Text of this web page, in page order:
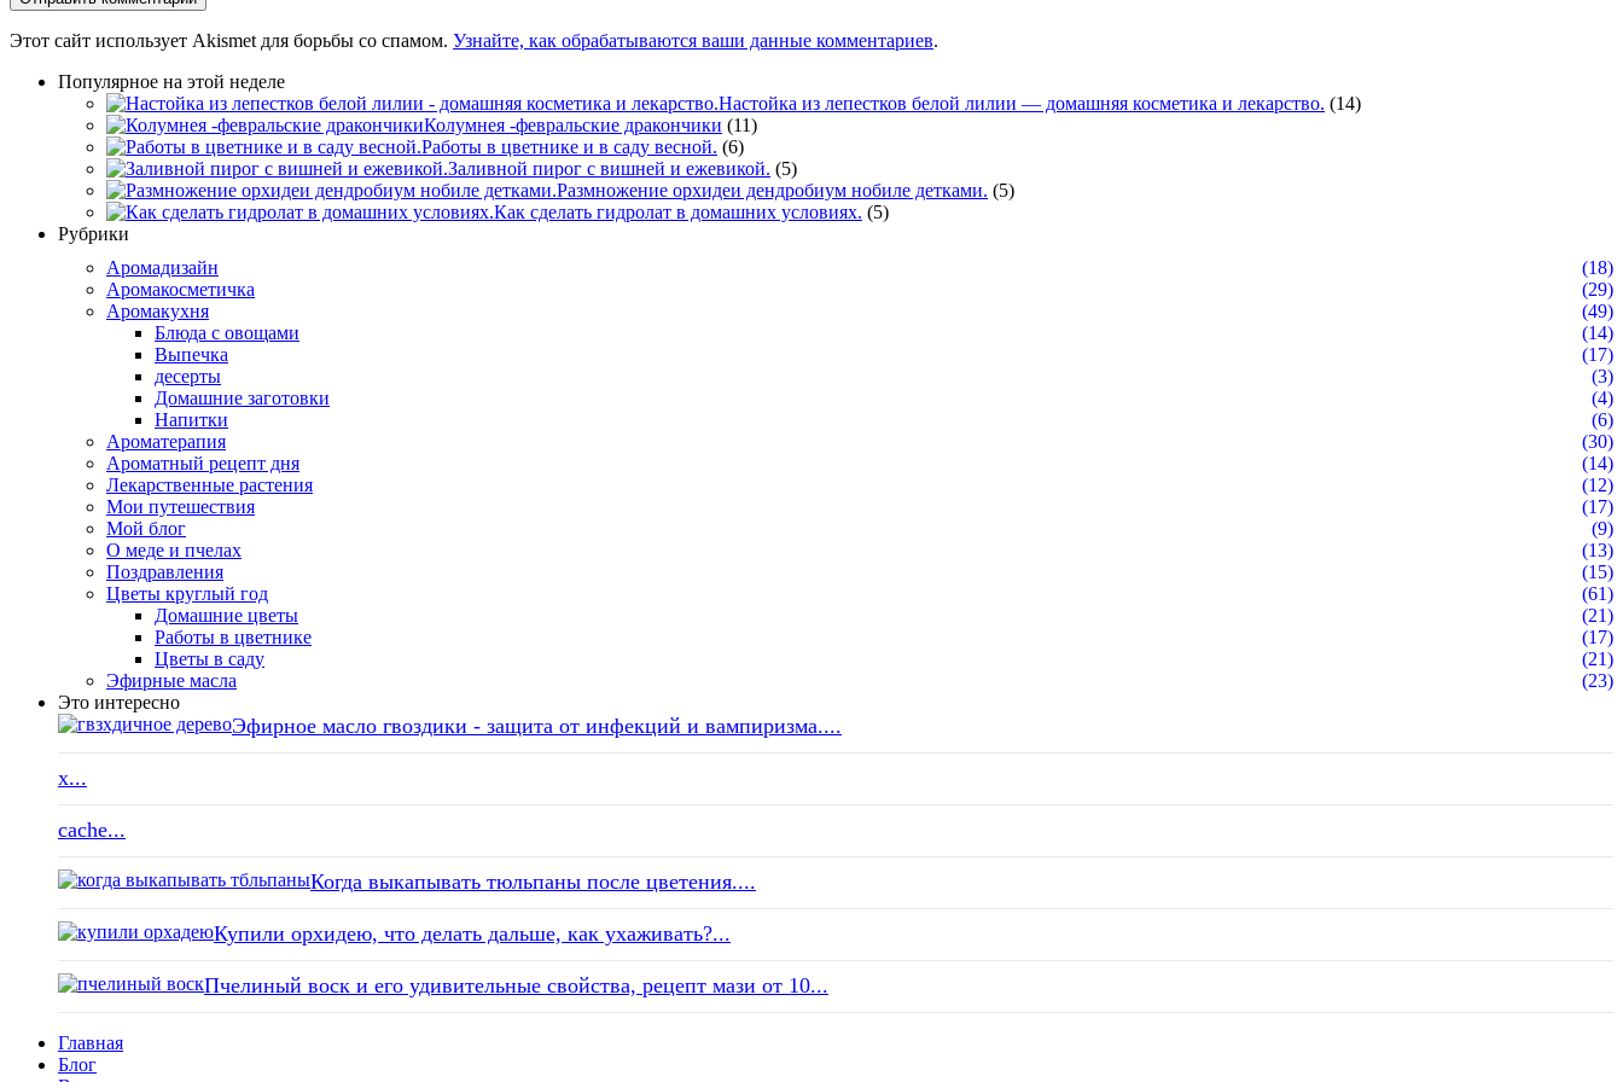
Этот сайт использует Akismet для борьбы со спамом. Узнайте, как обрабатываются ваши данные комментариев.
Популярное на этой неделе
Настойка из лепестков белой лилии — домашняя косметика и лекарство. (14)
Колумнея -февральские дракончики (11)
Работы в цветнике и в саду весной. (6)
Заливной пирог с вишней и ежевикой. (5)
Размножение орхидеи дендробиум нобиле детками. (5)
Как сделать гидролат в домашних условиях. (5)
Рубрики
Аромадизайн
(18)
Аромакосметичка
(29)
Аромакухня
(49)
Блюда с овощами
(14)
Выпечка
(17)
десерты
(3)
Домашние заготовки
(4)
Напитки
(6)
Ароматерапия
(30)
Ароматный рецепт дня
(14)
Лекарственные растения
(12)
Мои путешествия
(17)
Мой блог
(9)
О меде и пчелах
(13)
Поздравления
(15)
Цветы круглый год
(61)
Домашние цветы
(21)
Работы в цветнике
(17)
Цветы в саду
(21)
Эфирные масла
(23)
Это интересно
Эфирное масло гвоздики - защита от инфекций и вампиризма....
x...
cache...
Когда выкапывать тюльпаны после цветения....
Купили орхидею, что делать дальше, как ухаживать?...
Пчелиный воск и его удивительные свойства, рецепт мази от 10...
Главная
Блог